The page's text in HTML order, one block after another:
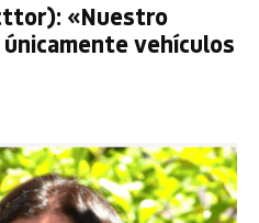
«Nuestro
vehículos